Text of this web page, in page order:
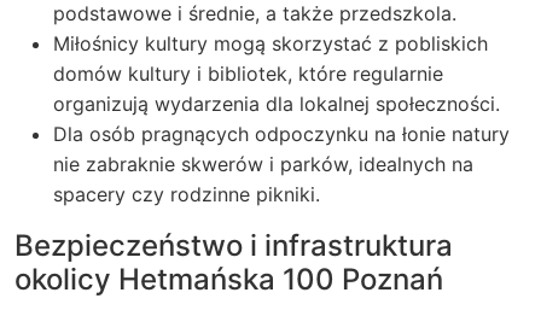
podstawowe i średnie, a także przedszkola.
Miłośnicy kultury mogą skorzystać z pobliskich
domów kultury i bibliotek, które regularnie
organizują wydarzenia dla lokalnej społeczności.
Dla osób pragnących odpoczynku na łonie natury
nie zabraknie skwerów i parków, idealnych na
spacery czy rodzinne pikniki.
Bezpieczeństwo i infrastruktura
okolicy Hetmańska 100 Poznań